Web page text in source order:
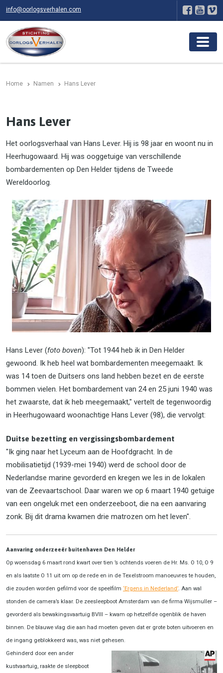
info@oorlogsverhalen.com
Home Namen Hans Lever
Hans Lever
Het oorlogsverhaal van Hans Lever. Hij is 98 jaar en woont nu in
Heerhugowaard. Hij was ooggetuige van verschillende
bombardementen op Den Helder tijdens de Tweede
Wereldoorlog.
Hans Lever (foto boven): "Tot 1944 heb ik in Den Helder
gewoond. Ik heb heel wat bombardementen meegemaakt. Ik
was 14 toen de Duitsers ons land hebben bezet en de eerste
bommen vielen. Het bombardement van 24 en 25 juni 1940 was
het zwaarste, dat ik heb meegemaakt," vertelt de tegenwoordig
in Heerhugowaard woonachtige Hans Lever (98), die vervolgt:
Duitse bezetting en vergissingsbombardement
"Ik ging naar het Lyceum aan de Hoofdgracht. In de
mobilisatietijd (1939-mei 1940) werd de school door de
Nederlandse marine gevorderd en kregen we les in de lokalen
van de Zeevaartschool. Daar waren we op 6 maart 1940 getuige
van een ongeluk met een onderzeeboot, die na een aanvaring
zonk. Bij dit drama kwamen drie matrozen om het leven".
Aanvaring onderzeeër buitenhaven Den Helder
Op woensdag 6 maart rond kwart over tien ’s ochtends voeren de Hr. Ms. O 10, O 9
en als laatste O 11 uit om op de rede en in de Texelstroom manoeuvres te houden,
die zouden worden gefilmd voor de speelfilm ‘Ergens in Nederland’. Aan wal
stonden de camera’s klaar. De zeesleepboot Amsterdam van de firma Wijsmuller –
gevorderd als bewakingsvaartuig BVIII – kwam op hetzelfde ogenblik de haven
binnen. De blauwe vlag die aan had moeten geven dat er grote boten uitvoeren en
de ingang geblokkeerd was, was niet gehesen.
Gehinderd door een ander
kustvaartuig, raakte de sleepboot